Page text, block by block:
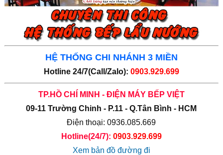
HỆ THỐNG CHI NHÁNH 3 MIỀN
Hotline 24/7(Call/Zalo): 0903.929.699
TP.HỒ CHÍ MINH - ĐIỆN MÁY BẾP VIỆT
09-11 Trường Chinh - P.11 - Q.Tân Bình - HCM
Điện thoại: 0936.085.669
Hotline(24/7): 0903.929.699
Xem bản đồ đường đi